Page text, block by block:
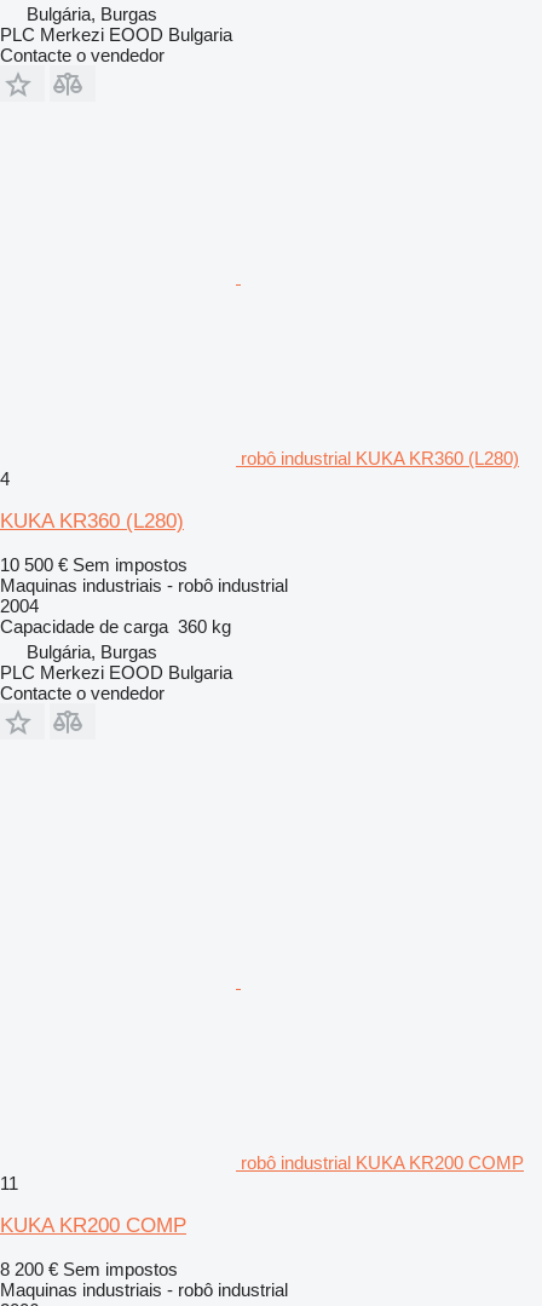
Bulgária, Burgas
PLC Merkezi EOOD Bulgaria
Contacte o vendedor
robô industrial KUKA KR360 (L280)
4
KUKA KR360 (L280)
10 500 € Sem impostos
Maquinas industriais - robô industrial
2004
Capacidade de carga 360 kg
Bulgária, Burgas
PLC Merkezi EOOD Bulgaria
Contacte o vendedor
robô industrial KUKA KR200 COMP
11
KUKA KR200 COMP
8 200 € Sem impostos
Maquinas industriais - robô industrial